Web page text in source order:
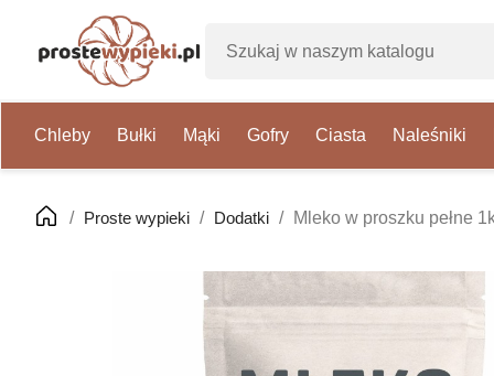
Chleby Bułki Mąki Gofry Ciasta Naleśniki
Proste wypieki Dodatki Mleko w proszku pełne